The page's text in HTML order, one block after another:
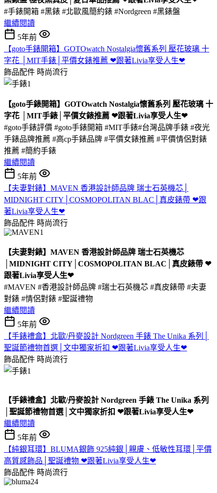
#手錶開箱 #黑錶 #北歐風簡約錶 #Nordgreen #黑錶盤
繼續閱讀
5年前
【goto手錶開箱】GOTOwatch Nostalgia懷舊系列 壓花玻璃 十
字花 │MIT手錶│平價女錶推薦 ❤跟著Livia享受人生❤
飾品配件 時尚流行
【goto手錶開箱】GOTOwatch Nostalgia懷舊系列 壓花玻璃 十
字花 │MIT手錶│平價女錶推薦 ❤跟著Livia享受人生❤
#goto手錶評價 #goto手錶開箱 #MIT手錶#台灣品牌手錶 #夜光
手錶品牌推薦 #高cp手錶品牌 #平價女錶推薦 #平價情侶對錶
推薦 #簡約手錶
繼續閱讀
5年前
【夫妻對錶】MAVEN 香港設計師品牌 瑞士石英機芯│
MIDNIGHT CITY│COSMOPOLITAN BLAC│真皮錶帶 ❤跟
著Livia享受人生❤
飾品配件 時尚流行
【夫妻對錶】MAVEN 香港設計師品牌 瑞士石英機芯
│MIDNIGHT CITY│COSMOPOLITAN BLAC│真皮錶帶 ❤
跟著Livia享受人生❤
#MAVEN #香港設計師品牌 #瑞士石英機芯 #真皮錶帶 #夫妻
對錶 #情侶對錶 #聖誕禮物
繼續閱讀
5年前
【手錶禮盒】北歐/丹麥設計 Nordgreen 手錶 The Unika 系列│
聖誕節禮物首選│文中獨家折扣 ❤跟著Livia享受人生❤
飾品配件 時尚流行
【手錶禮盒】北歐/丹麥設計 Nordgreen 手錶 The Unika 系列
│聖誕節禮物首選│文中獨家折扣 ❤跟著Livia享受人生❤
繼續閱讀
5年前
【純銀耳環】BLUMA銀飾 925純銀│親膚、低敏性耳環│平價
高質感飾品│聖誕禮物 ❤跟著Livia享受人生❤
飾品配件 時尚流行